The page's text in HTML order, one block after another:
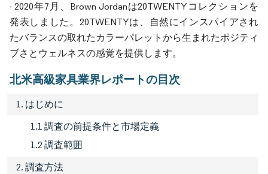
- 2020年7月、Brown Jordanは20TWENTYコレクションを
発表しました。20TWENTYは、自然にインスパイアされ
たバランスの取れたカラーパレットから生まれたポジティ
ブさとウェルネスの感覚を提供します。
北米高級家具業界レポートの目次
1. はじめに
1.1 調査の前提条件と市場定義
1.2 調査範囲
2. 調査方法